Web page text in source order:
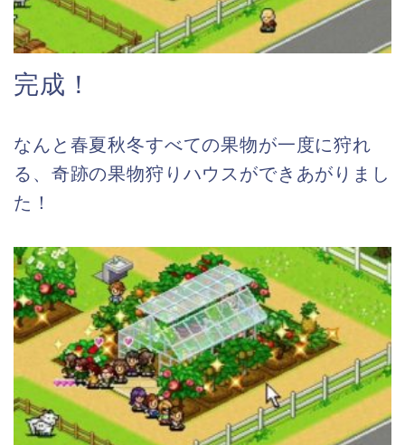
完成！
なんと春夏秋冬すべての果物が一度に狩れ
る、奇跡の果物狩りハウスができあがりまし
た！